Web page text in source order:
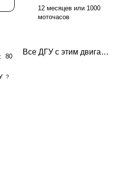
: 80
?
12 месяцев или 1000
моточасов
Все ДГУ с этим двигателем